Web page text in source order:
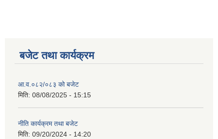
बजेट तथा कार्यक्रम
आ.व.०८२/०८३ को बजेट
मिति: 08/08/2025 - 15:15
नीति कार्यक्रम तथा बजेट
मिति: 09/20/2024 - 14:20